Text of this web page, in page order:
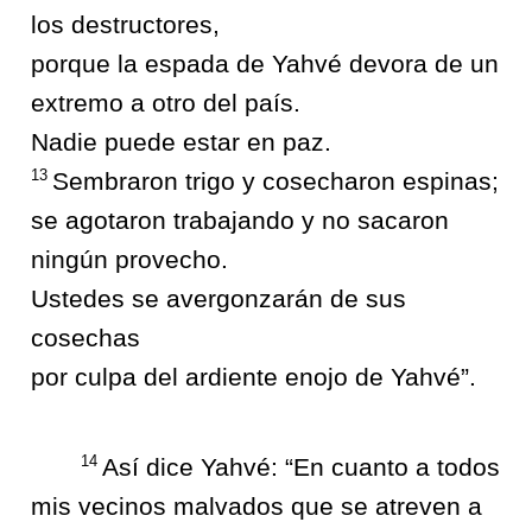
los destructores,
porque la espada de Yahvé devora de un
extremo a otro del país.
Nadie puede estar en paz.
13 Sembraron trigo y cosecharon espinas;
se agotaron trabajando y no sacaron
ningún provecho.
Ustedes se avergonzarán de sus
cosechas
por culpa del ardiente enojo de Yahvé”.
14 Así dice Yahvé: “En cuanto a todos
mis vecinos malvados que se atreven a